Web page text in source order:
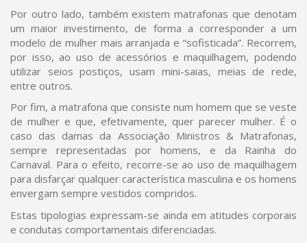
Por outro lado, também existem matrafonas que denotam
um maior investimento, de forma a corresponder a um
modelo de mulher mais arranjada e “sofisticada”. Recorrem,
por isso, ao uso de acessórios e maquilhagem, podendo
utilizar seios postiços, usam mini-saias, meias de rede,
entre outros.
Por fim, a matrafona que consiste num homem que se veste
de mulher e que, efetivamente, quer parecer mulher. É o
caso das damas da Associação Ministros & Matrafonas,
sempre representadas por homens, e da Rainha do
Carnaval. Para o efeito, recorre-se ao uso de maquilhagem
para disfarçar qualquer característica masculina e os homens
envergam sempre vestidos compridos.
Estas tipologias expressam-se ainda em atitudes corporais
e condutas comportamentais diferenciadas.